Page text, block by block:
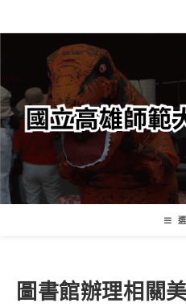
轉
要
內
容
圖書館辦理相關